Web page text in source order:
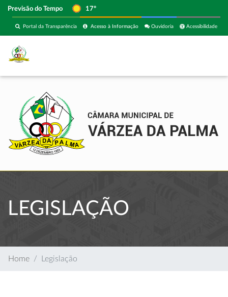
Previsão do Tempo 17º
Acessibilidade
Ouvidoria
Acesso à Informação
Portal da Transparência
LEGISLAÇÃO
Home Legislação